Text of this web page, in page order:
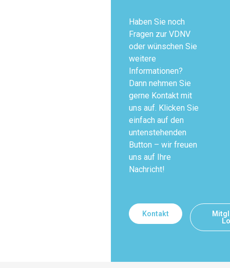
Haben Sie noch
Fragen zur VDNV
oder wünschen Sie
weitere
Informationen?
Dann nehmen Sie
gerne Kontakt mit
uns auf. Klicken Sie
einfach auf den
untenstehenden
Button – wir freuen
uns auf Ihre
Nachricht!
Kontakt